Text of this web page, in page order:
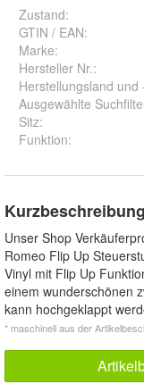
Zustand:
GTIN / EAN:
Marke:
Hersteller Nr.:
Herstellungsland und
Ausgewählte
Sitz:
Funktion:
Kurzbeschreibung
Unser Shop
Romeo Flip Up
Vinyl mit Flip Up
einem wunderschönen
kann hochgeklappt
* maschinell aus der